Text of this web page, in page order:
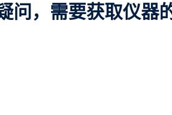
问，需要获取仪器